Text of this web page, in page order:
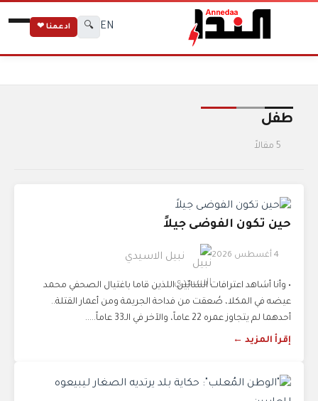
EN
🔍 ادعمنا ❤
طفل
5 مقالاً
حين تكون الفوضى جيلاً
4 أغسطس 2026 نبيل الاسيدي
• وأنا أشاهد اعترافات الشابّين اللذين قاما باغتيال الصحفي محمد
عيضه في المكلا، صُعقت من فداحة الجريمة ومن أعمار القتلة..
أحدهما لم يتجاوز عمره 22 عاماً، والآخر في الـ33 عاماً.....
إقرأ المزيد ←